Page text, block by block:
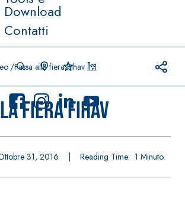
Download
Contatti
Fassa alla fiera Fihav
fiera Fihav
31, 2016 Reading Time: 1 Minuto
piano
Sistema
UR